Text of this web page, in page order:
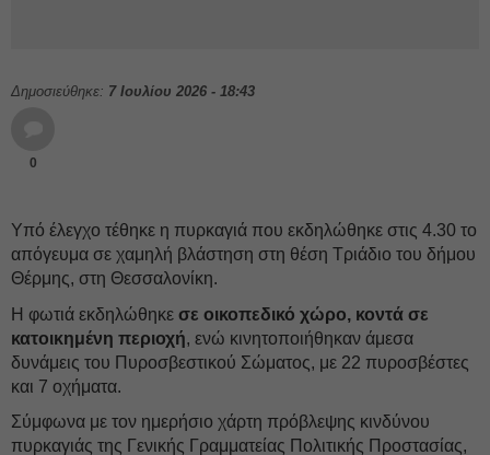
Δημοσιεύθηκε: 7 Ιουλίου 2026 - 18:43
0
Υπό έλεγχο τέθηκε η πυρκαγιά που εκδηλώθηκε στις 4.30 το
απόγευμα σε χαμηλή βλάστηση στη θέση Τριάδιο του δήμου
Θέρμης, στη Θεσσαλονίκη.
Η φωτιά εκδηλώθηκε σε οικοπεδικό χώρο, κοντά σε
κατοικημένη περιοχή, ενώ κινητοποιήθηκαν άμεσα
δυνάμεις του Πυροσβεστικού Σώματος, με 22 πυροσβέστες
και 7 οχήματα.
Σύμφωνα με τον ημερήσιο χάρτη πρόβλεψης κινδύνου
πυρκαγιάς της Γενικής Γραμματείας Πολιτικής Προστασίας,